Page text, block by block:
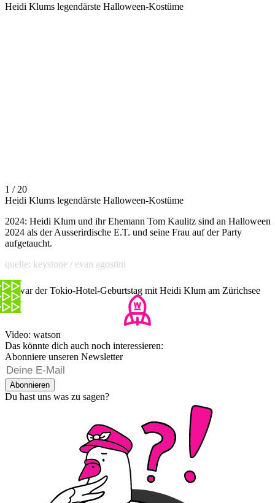
Heidi Klums legendärste Halloween-Kostüme
1 / 20
Heidi Klums legendärste Halloween-Kostüme
2024: Heidi Klum und ihr Ehemann Tom Kaulitz sind an Halloween
2024 als der Ausserirdische E.T. und seine Frau auf der Party
aufgetaucht.
quelle: keystone / evan agostini
So war der Tokio-Hotel-Geburtstag mit Heidi Klum am Zürichsee
Video: watson
Das könnte dich auch noch interessieren:
Abonniere unseren Newsletter
Abonnieren
Du hast uns was zu sagen?